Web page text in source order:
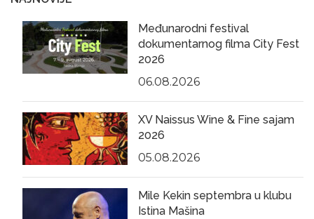
Međunarodni festival
dokumentarnog filma City Fest
2026
06.08.2026
XV Naissus Wine & Fine sajam
2026
05.08.2026
Mile Kekin septembra u klubu
Istina Mašina